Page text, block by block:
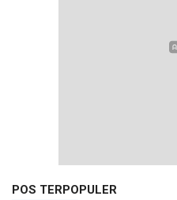
POS TERPOPULER